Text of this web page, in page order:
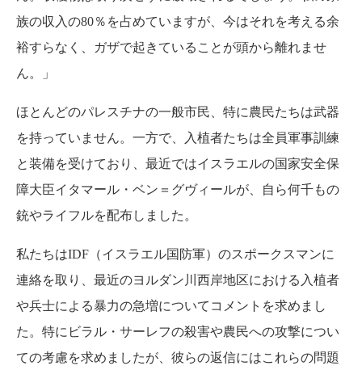
族の収入の80％を占めていますが、今はそれを考える余
裕すらなく、ガザで起きていることが頭から離れませ
ん。」
ほとんどのパレスチナの一般市民、特に農民たちは武器
を持っていません。一方で、入植者たちは全員軍事訓練
と装備を受けており、最近ではイスラエルの国家安全保
障大臣イタマール・ベン＝グヴィールが、自ら何千もの
銃やライフルを配布しました。
私たちはIDF（イスラエル国防軍）のスポークスマンに
連絡を取り、最近のヨルダン川西岸地区における入植者
や兵士による暴力の急増についてコメントを求めまし
た。特にビラル・サーレフの殺害や農民への攻撃につい
ての考慮を求めましたが、彼らの返信にはこれらの問題